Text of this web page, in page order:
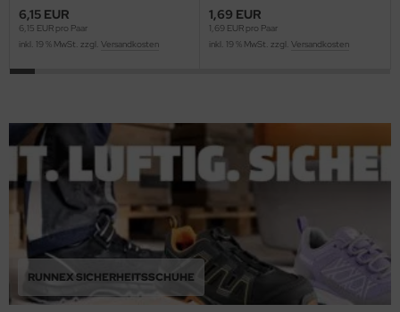
6,15 EUR
6,15 EUR pro Paar
inkl. 19 % MwSt. zzgl. Versandkosten
1,69 EUR
1,69 EUR pro Paar
inkl. 19 % MwSt. zzgl. Versandkosten
RUNNEX SICHERHEITSSCHUHE